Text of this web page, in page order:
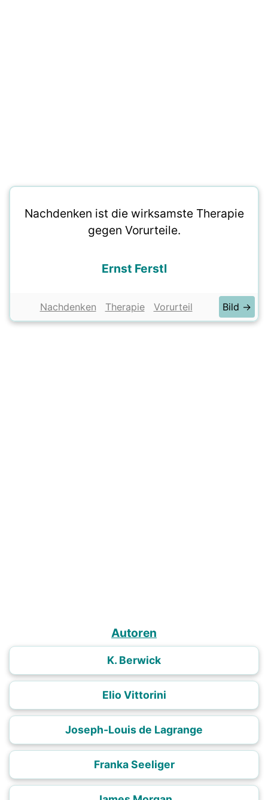
Nachdenken ist die wirksamste Therapie
gegen Vorurteile.
Ernst Ferstl
Nachdenken Therapie Vorurteil Bild →
Autoren
K. Berwick
Elio Vittorini
Joseph-Louis de Lagrange
Franka Seeliger